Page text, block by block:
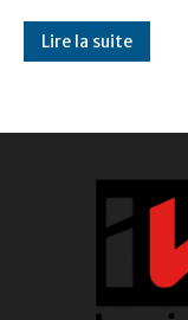
Lire la suite